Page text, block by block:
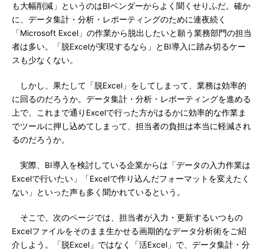
も大幅削減」というのはBIベンダーからよく聞くせりふだ。確か
に、データ集計・分析・レポーティングのために連夜続く
「Microsoft Excel」の作業から脱出したいと願う業務部門の担当
者は多い。「脱Excelが実現するなら」とBI導入に踏み切るケー
スも少なくない。
しかし、果たして「脱Excel」をしてしまって、業務は効率的
に回るのだろうか。データ集計・分析・レポーティングを進める
上で、これまで通りExcelで行った方がはるかに効率的な作業ま
でツールに押し込めてしまって、担当者の負担は本当に軽減され
るのだろうか。
実際、BI導入を検討している企業からは「データの入力作業は
Excelで行いたい」「Excelで作り込んだフォーマットを変えたく
ない」といった声も多く聞かれているという。
そこで、次のページでは、担当者が入力・更新するいつもの
Excelファイルをそのまま生かせる画期的なデータ分析術をご紹
介しよう。「脱Excel」ではなく「活Excel」で、データ集計・分